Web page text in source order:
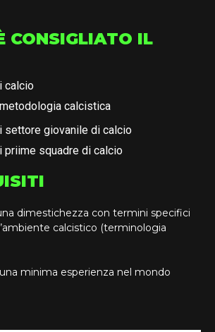
CONSIGLIATO IL
calcio
calcistica
settore giovanile di calcio
priime squadre di calcio
dimestichezza con termini specifici
calcistico (terminologia
minima esperienza nel mondo